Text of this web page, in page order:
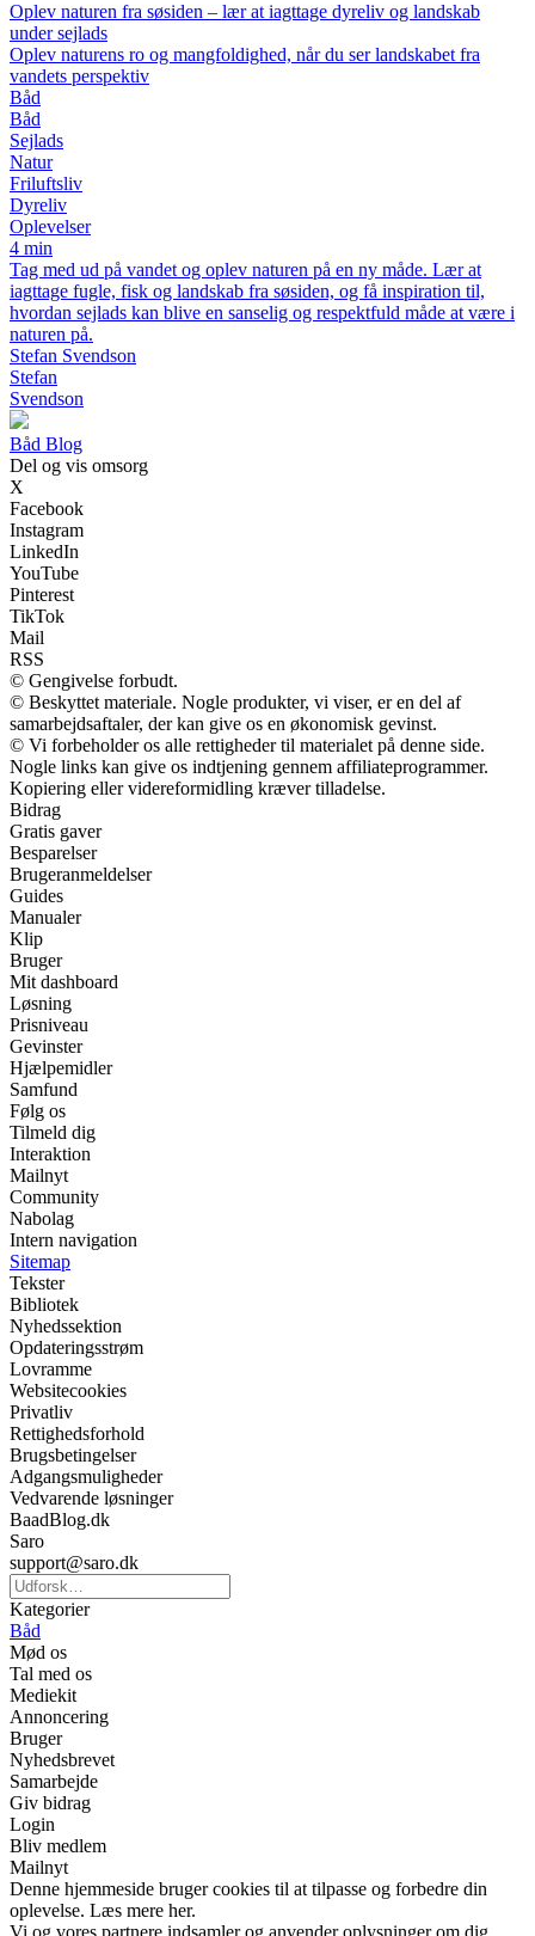
Oplev naturen fra søsiden – lær at iagttage dyreliv og landskab
under sejlads
Oplev naturens ro og mangfoldighed, når du ser landskabet fra
vandets perspektiv
Båd
Båd
Sejlads
Natur
Friluftsliv
Dyreliv
Oplevelser
4 min
Tag med ud på vandet og oplev naturen på en ny måde. Lær at
iagttage fugle, fisk og landskab fra søsiden, og få inspiration til,
hvordan sejlads kan blive en sanselig og respektfuld måde at være i
naturen på.
Stefan Svendson
Stefan
Svendson
Båd Blog
Del og vis omsorg
X
Facebook
Instagram
LinkedIn
YouTube
Pinterest
TikTok
Mail
RSS
© Gengivelse forbudt.
© Beskyttet materiale. Nogle produkter, vi viser, er en del af
samarbejdsaftaler, der kan give os en økonomisk gevinst.
© Vi forbeholder os alle rettigheder til materialet på denne side.
Nogle links kan give os indtjening gennem affiliateprogrammer.
Kopiering eller videreformidling kræver tilladelse.
Bidrag
Gratis gaver
Besparelser
Brugeranmeldelser
Guides
Manualer
Klip
Bruger
Mit dashboard
Løsning
Prisniveau
Gevinster
Hjælpemidler
Samfund
Følg os
Tilmeld dig
Interaktion
Mailnyt
Community
Nabolag
Intern navigation
Sitemap
Tekster
Bibliotek
Nyhedssektion
Opdateringsstrøm
Lovramme
Websitecookies
Privatliv
Rettighedsforhold
Brugsbetingelser
Adgangsmuligheder
Vedvarende løsninger
BaadBlog.dk
Saro
support@saro.dk
Kategorier
Båd
Mød os
Tal med os
Mediekit
Annoncering
Bruger
Nyhedsbrevet
Samarbejde
Giv bidrag
Login
Bliv medlem
Mailnyt
Denne hjemmeside bruger cookies til at tilpasse og forbedre din
oplevelse. Læs mere her.